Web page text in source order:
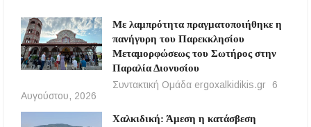
Με λαμπρότητα πραγματοποιήθηκε η
πανήγυρη του Παρεκκλησίου
Μεταμορφώσεως του Σωτήρος στην
Παραλία Διονυσίου
Συντακτική Ομάδα ergoxalkidikis.gr
6
Αυγούστου, 2026
Χαλκιδική: Άμεση η κατάσβεση